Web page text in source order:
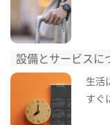
設備とサービスに
生活
すぐ